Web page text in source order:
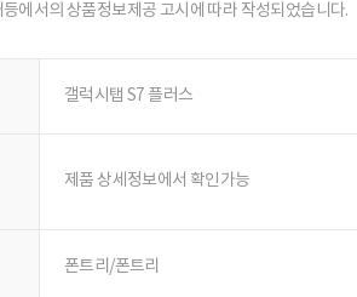
에서의 상품정보제공 고시에 따라 작성되었습니다.
갤럭시탭 S7 플러스
제품 상세정보에서 확인가능
폰트리/폰트리